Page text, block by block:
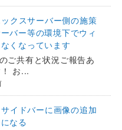
クスサーバー側の施策
バー等の環境下でウィ
くなっています
ご共有と状況ご報告あ
お...
イドバーに画像の追加
なる